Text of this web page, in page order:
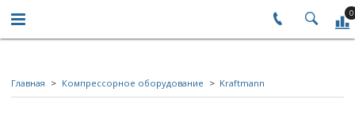
0
Главная Компрессорное оборудование Kraftmann